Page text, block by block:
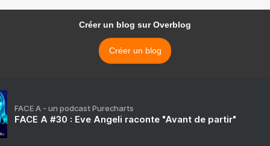
Créer un blog sur Overblog
Créer un blog
FACE A - un podcast Purecharts
FACE A #30 : Eve Angeli raconte "Avant de partir"